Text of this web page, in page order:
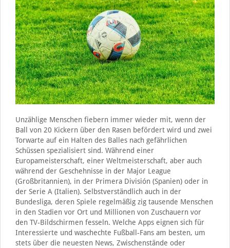
Unzählige Menschen fiebern immer wieder mit, wenn der
Ball von 20 Kickern über den Rasen befördert wird und zwei
Torwarte auf ein Halten des Balles nach gefährlichen
Schüssen spezialisiert sind. Während einer
Europameisterschaft, einer Weltmeisterschaft, aber auch
während der Geschehnisse in der Major League
(Großbritannien), in der Primera División (Spanien) oder in
der Serie A (Italien). Selbstverständlich auch in der
Bundesliga, deren Spiele regelmäßig zig tausende Menschen
in den Stadien vor Ort und Millionen von Zuschauern vor
den TV-Bildschirmen fesseln. Welche Apps eignen sich für
Interessierte und waschechte Fußball-Fans am besten, um
stets über die neuesten News, Zwischenstände oder